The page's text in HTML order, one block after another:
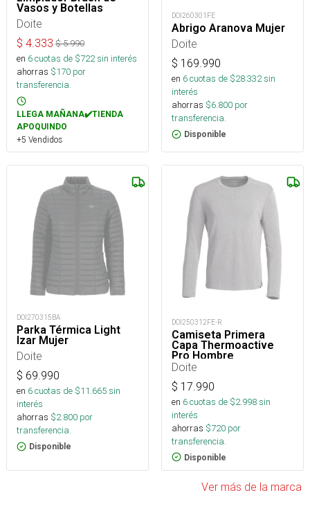
Vasos y Botellas
Doite
$ 4.333 $5.990
en 6cuotas de $722sin interés
ahorras $170 por
transferencia.
LLEGA MAÑANA✔️TIENDA
APOQUINDO
+5 Vendidos
DOI260301FE
Abrigo Aranova Mujer
Doite
$ 169.990
en 6cuotas de $28.332sin
interés
ahorras $6.800 por
transferencia.
Disponible
DOI270315BA
Parka Térmica Light
Izar Mujer
Doite
$ 69.990
en 6cuotas de $11.665sin
interés
ahorras $2.800 por
transferencia.
Disponible
DOI250312FE-R
Camiseta Primera
Capa Thermoactive
Pro Hombre
Doite
$ 17.990
en 6cuotas de $2.998sin
interés
ahorras $720 por
transferencia.
Disponible
Ver más de la marca